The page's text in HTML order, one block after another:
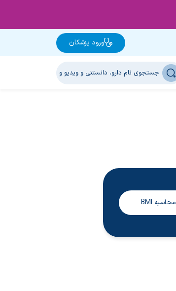
ورود پزشکان
محاسبه BMI